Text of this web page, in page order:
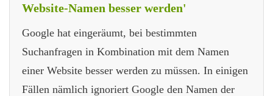
Website-Namen besser werden'
Google hat eingeräumt, bei bestimmten
Suchanfragen in Kombination mit dem Namen
einer Website besser werden zu müssen. In einigen
Fällen nämlich ignoriert Google den Namen der